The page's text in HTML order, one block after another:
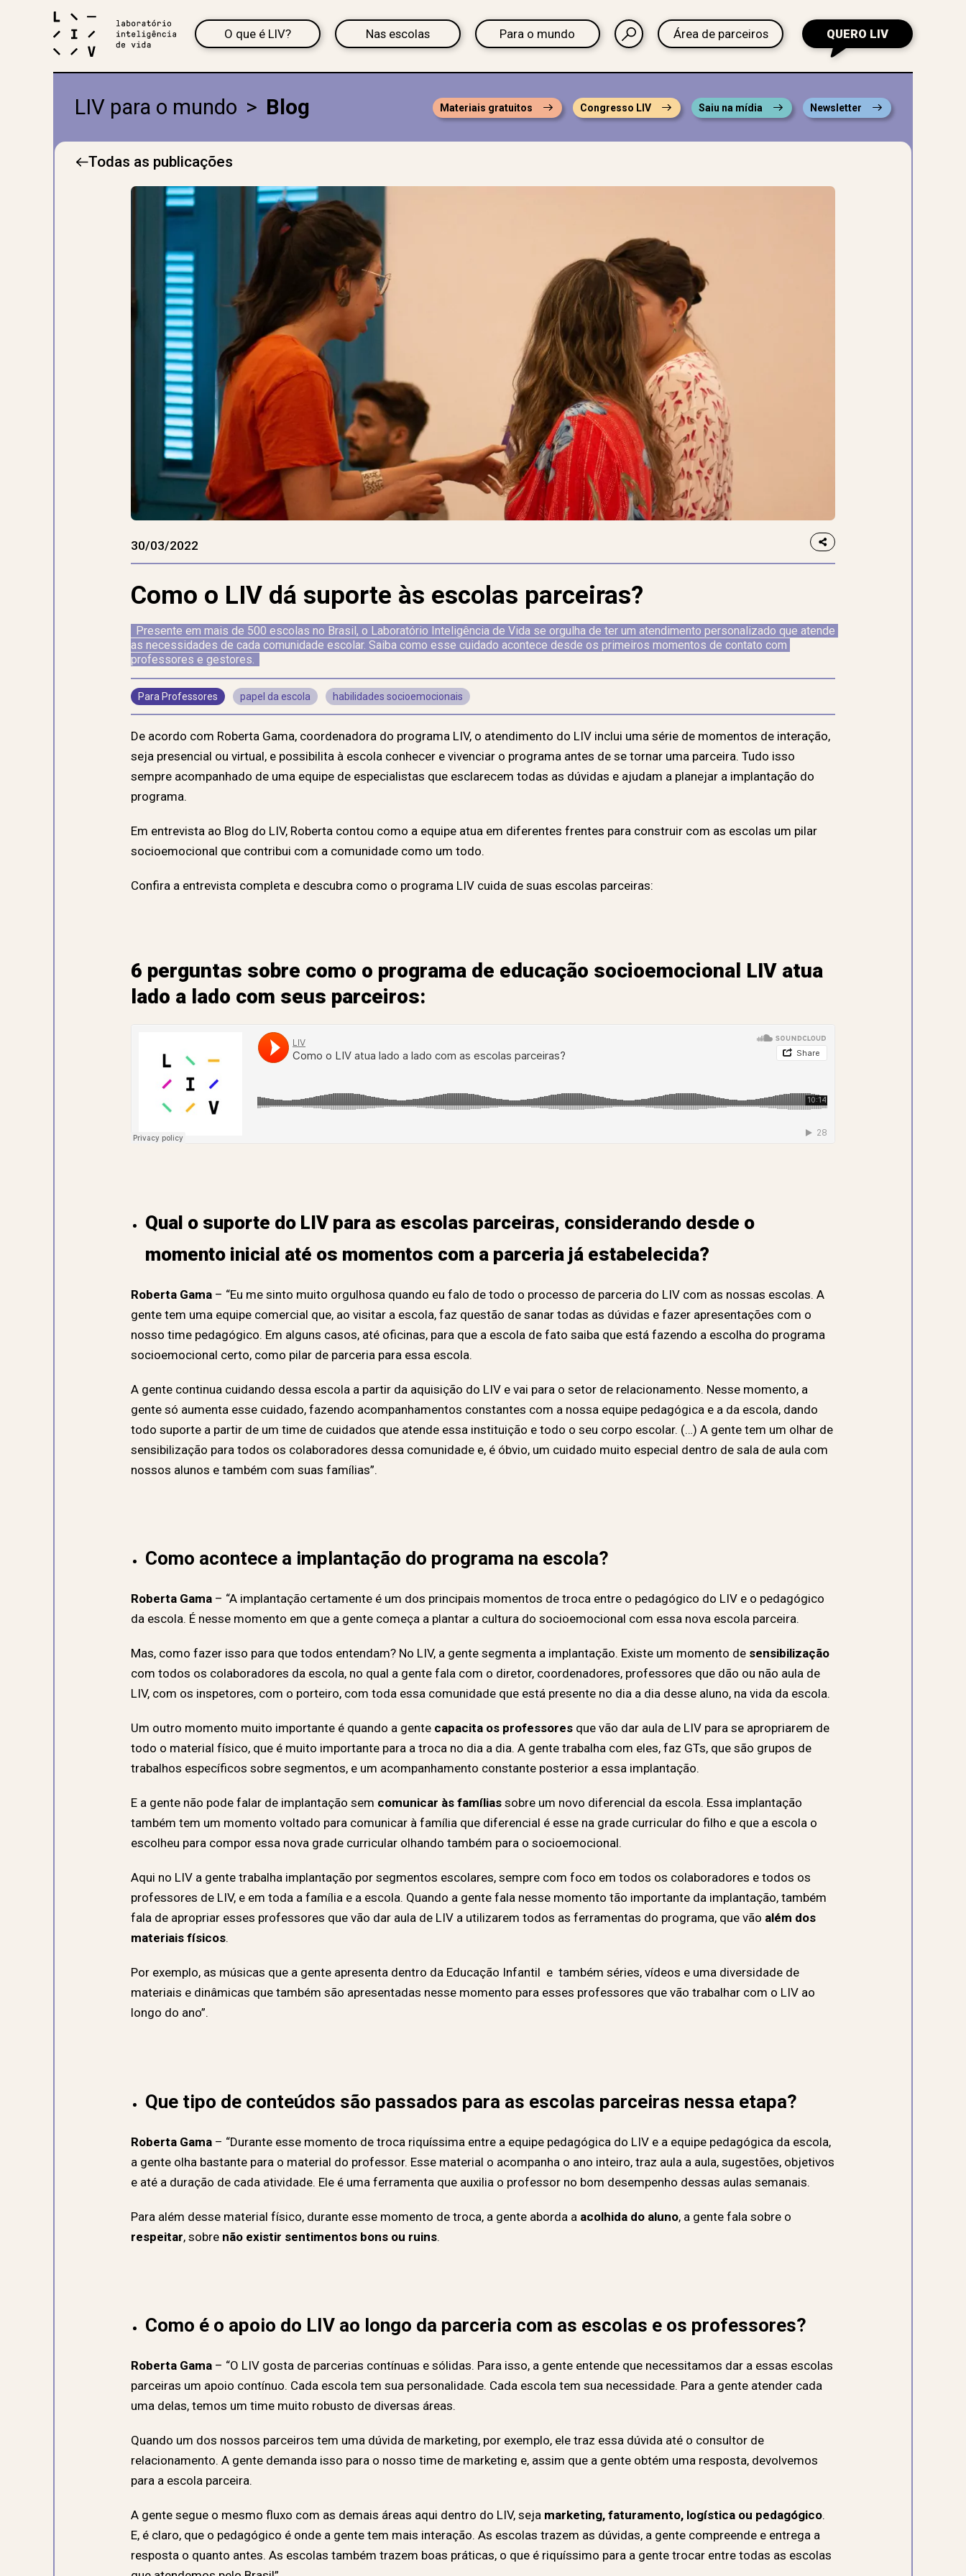
O que é LIV? Nas escolas Para o mundo Área de parceiros QUERO LIV
LIV para o mundo > Blog Materiais gratuitos Congresso LIV Saiu na mídia Newsletter
Todas as publicações
30/03/2022
Como o LIV dá suporte às escolas parceiras?
Presente em mais de 500 escolas no Brasil, o Laboratório Inteligência de Vida se orgulha de ter um atendimento personalizado que atende
as necessidades de cada comunidade escolar. Saiba como esse cuidado acontece desde os primeiros momentos de contato com
professores e gestores.
Para Professores papel da escola habilidades socioemocionais
De acordo com Roberta Gama, coordenadora do programa LIV, o atendimento do LIV inclui uma série de momentos de interação,
seja presencial ou virtual, e possibilita à escola conhecer e vivenciar o programa antes de se tornar uma parceira. Tudo isso
sempre acompanhado de uma equipe de especialistas que esclarecem todas as dúvidas e ajudam a planejar a implantação do
programa.
Em entrevista ao Blog do LIV, Roberta contou como a equipe atua em diferentes frentes para construir com as escolas um pilar
socioemocional que contribui com a comunidade como um todo.
Confira a entrevista completa e descubra como o programa LIV cuida de suas escolas parceiras:
6 perguntas sobre como o programa de educação socioemocional LIV atua
lado a lado com seus parceiros:
Qual o suporte do LIV para as escolas parceiras, considerando desde o
momento inicial até os momentos com a parceria já estabelecida?
Roberta Gama – “Eu me sinto muito orgulhosa quando eu falo de todo o processo de parceria do LIV com as nossas escolas. A
gente tem uma equipe comercial que, ao visitar a escola, faz questão de sanar todas as dúvidas e fazer apresentações com o
nosso time pedagógico. Em alguns casos, até oficinas, para que a escola de fato saiba que está fazendo a escolha do programa
socioemocional certo, como pilar de parceria para essa escola.
A gente continua cuidando dessa escola a partir da aquisição do LIV e vai para o setor de relacionamento. Nesse momento, a
gente só aumenta esse cuidado, fazendo acompanhamentos constantes com a nossa equipe pedagógica e a da escola, dando
todo suporte a partir de um time de cuidados que atende essa instituição e todo o seu corpo escolar. (…) A gente tem um olhar de
sensibilização para todos os colaboradores dessa comunidade e, é óbvio, um cuidado muito especial dentro de sala de aula com
nossos alunos e também com suas famílias”.
Como acontece a implantação do programa na escola?
Roberta Gama – “A implantação certamente é um dos principais momentos de troca entre o pedagógico do LIV e o pedagógico
da escola. É nesse momento em que a gente começa a plantar a cultura do socioemocional com essa nova escola parceira.
Mas, como fazer isso para que todos entendam? No LIV, a gente segmenta a implantação. Existe um momento de sensibilização
com todos os colaboradores da escola, no qual a gente fala com o diretor, coordenadores, professores que dão ou não aula de
LIV, com os inspetores, com o porteiro, com toda essa comunidade que está presente no dia a dia desse aluno, na vida da escola.
Um outro momento muito importante é quando a gente capacita os professores que vão dar aula de LIV para se apropriarem de
todo o material físico, que é muito importante para a troca no dia a dia. A gente trabalha com eles, faz GTs, que são grupos de
trabalhos específicos sobre segmentos, e um acompanhamento constante posterior a essa implantação.
E a gente não pode falar de implantação sem comunicar às famílias sobre um novo diferencial da escola. Essa implantação
também tem um momento voltado para comunicar à família que diferencial é esse na grade curricular do filho e que a escola o
escolheu para compor essa nova grade curricular olhando também para o socioemocional.
Aqui no LIV a gente trabalha implantação por segmentos escolares, sempre com foco em todos os colaboradores e todos os
professores de LIV, e em toda a família e a escola. Quando a gente fala nesse momento tão importante da implantação, também
fala de apropriar esses professores que vão dar aula de LIV a utilizarem todos as ferramentas do programa, que vão além dos
materiais físicos.
Por exemplo, as músicas que a gente apresenta dentro da Educação Infantil e também séries, vídeos e uma diversidade de
materiais e dinâmicas que também são apresentadas nesse momento para esses professores que vão trabalhar com o LIV ao
longo do ano”.
Que tipo de conteúdos são passados para as escolas parceiras nessa etapa?
Roberta Gama – “Durante esse momento de troca riquíssima entre a equipe pedagógica do LIV e a equipe pedagógica da escola,
a gente olha bastante para o material do professor. Esse material o acompanha o ano inteiro, traz aula a aula, sugestões, objetivos
e até a duração de cada atividade. Ele é uma ferramenta que auxilia o professor no bom desempenho dessas aulas semanais.
Para além desse material físico, durante esse momento de troca, a gente aborda a acolhida do aluno, a gente fala sobre o
respeitar, sobre não existir sentimentos bons ou ruins.
Como é o apoio do LIV ao longo da parceria com as escolas e os professores?
Roberta Gama – “O LIV gosta de parcerias contínuas e sólidas. Para isso, a gente entende que necessitamos dar a essas escolas
parceiras um apoio contínuo. Cada escola tem sua personalidade. Cada escola tem sua necessidade. Para a gente atender cada
uma delas, temos um time muito robusto de diversas áreas.
Quando um dos nossos parceiros tem uma dúvida de marketing, por exemplo, ele traz essa dúvida até o consultor de
relacionamento. A gente demanda isso para o nosso time de marketing e, assim que a gente obtém uma resposta, devolvemos
para a escola parceira.
A gente segue o mesmo fluxo com as demais áreas aqui dentro do LIV, seja marketing, faturamento, logística ou pedagógico.
E, é claro, que o pedagógico é onde a gente tem mais interação. As escolas trazem as dúvidas, a gente compreende e entrega a
resposta o quanto antes. As escolas também trazem boas práticas, o que é riquíssimo para a gente trocar entre todas as escolas